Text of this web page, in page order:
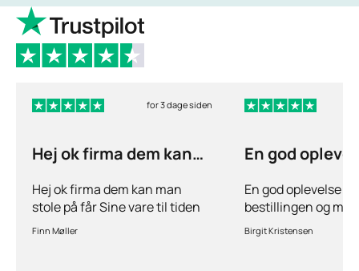
for 3 dage siden
Hej ok firma dem kan
Hej ok firma dem kan man
stole på får Sine vare til tiden
hurtig levering inden for 2
Finn Møller
En god
En god oplevelse
bestillingen og
stille spørgsmål
behov for
Birgit Kristensen